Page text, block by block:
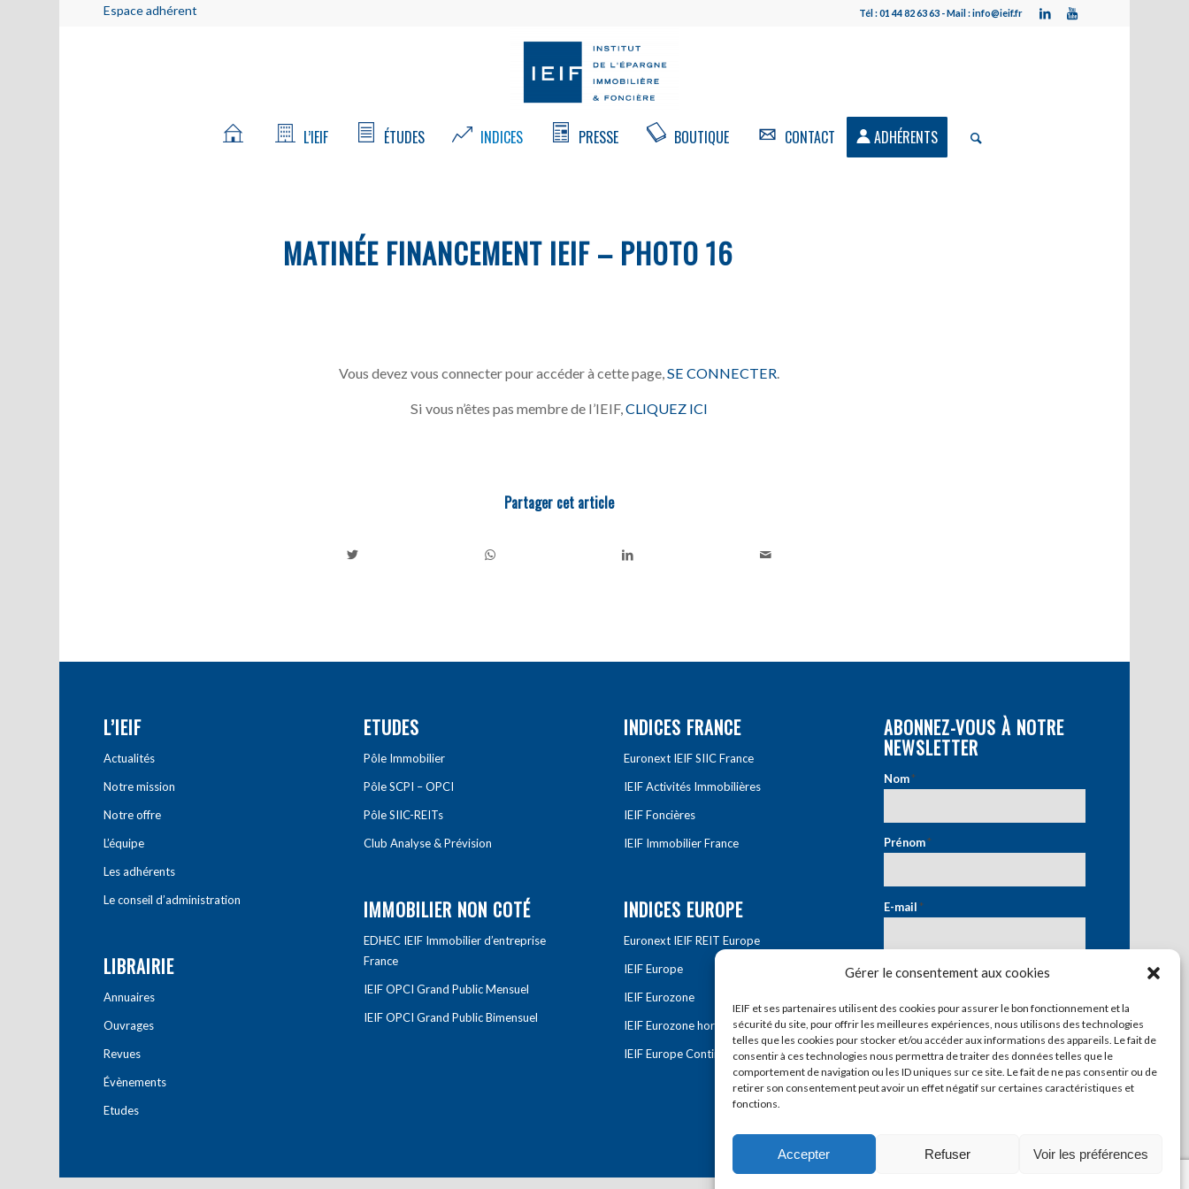
Gérer le consentement aux cookies
IEIF et ses partenaires utilisent des cookies pour assurer le bon fonctionnement et la
sécurité du site, pour offrir les meilleures expériences, nous utilisons des technologies
telles que les cookies pour stocker et/ou accéder aux informations des appareils. Le fait de
consentir à ces technologies nous permettra de traiter des données telles que le
comportement de navigation ou les ID uniques sur ce site. Le fait de ne pas consentir ou de
retirer son consentement peut avoir un effet négatif sur certaines caractéristiques et
fonctions.
Accepter Refuser Voir les préférences
Espace adhérent Tél : 01 44 82 63 63 - Mail : info@ieif.fr
L’IEIF ÉTUDES INDICES PRESSE BOUTIQUE CONTACT ADHÉRENTS
MATINÉE FINANCEMENT IEIF – PHOTO 16
Vous devez vous connecter pour accéder à cette page, SE CONNECTER
Si vous n’êtes pas membre de l’IEIF,CLIQUEZ ICI
Partager cet article
L’IEIF
Actualités
Notre mission
Notre offre
L’équipe
Les adhérents
Le conseil d’administration
LIBRAIRIE
Annuaires
Ouvrages
Revues
Évènements
Etudes
ETUDES
Pôle Immobilier
Pôle SCPI – OPCI
Pôle SIIC-REITs
Club Analyse & Prévision
IMMOBILIER NON COTÉ
EDHEC IEIF Immobilier d’entreprise
France
IEIF OPCI Grand Public Mensuel
IEIF OPCI Grand Public Bimensuel
INDICES FRANCE
Euronext IEIF SIIC France
IEIF Activités Immobilières
IEIF Foncières
IEIF Immobilier France
INDICES EUROPE
Euronext IEIF REIT Europe
IEIF Europe
IEIF Eurozone
IEIF Eurozone hors France
IEIF Europe Continentale
ABONNEZ-VOUS À NOTRE
NEWSLETTER
Nom*
Prénom*
E-mail*